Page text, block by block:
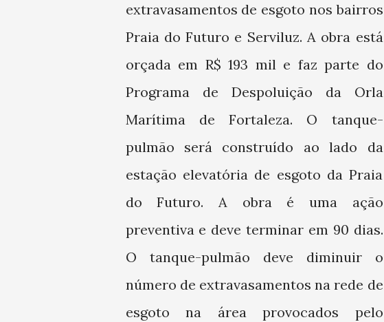
extravasamentos de esgoto nos bairros
Praia do Futuro e Serviluz. A obra está
orçada em R$ 193 mil e faz parte do
Programa de Despoluição da Orla
Marítima de Fortaleza. O tanque-
pulmão será construído ao lado da
estação elevatória de esgoto da Praia
do Futuro. A obra é uma ação
preventiva e deve terminar em 90 dias.
O tanque-pulmão deve diminuir o
número de extravasamentos na rede de
esgoto na área provocados pelo